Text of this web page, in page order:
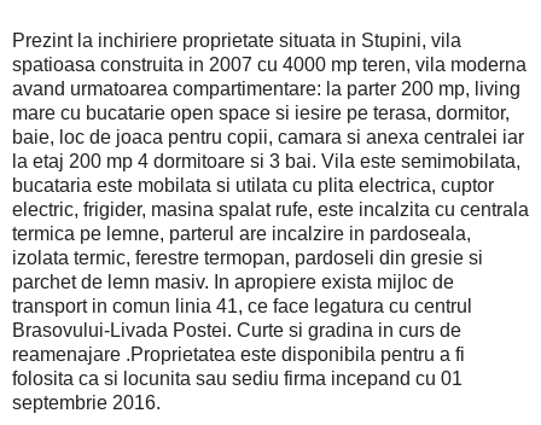
Prezint la inchiriere proprietate situata in Stupini, vila
spatioasa construita in 2007 cu 4000 mp teren, vila moderna
avand urmatoarea compartimentare: la parter 200 mp, living
mare cu bucatarie open space si iesire pe terasa, dormitor,
baie, loc de joaca pentru copii, camara si anexa centralei iar
la etaj 200 mp 4 dormitoare si 3 bai. Vila este semimobilata,
bucataria este mobilata si utilata cu plita electrica, cuptor
electric, frigider, masina spalat rufe, este incalzita cu centrala
termica pe lemne, parterul are incalzire in pardoseala,
izolata termic, ferestre termopan, pardoseli din gresie si
parchet de lemn masiv. In apropiere exista mijloc de
transport in comun linia 41, ce face legatura cu centrul
Brasovului-Livada Postei. Curte si gradina in curs de
reamenajare .Proprietatea este disponibila pentru a fi
folosita ca si locunita sau sediu firma incepand cu 01
septembrie 2016.